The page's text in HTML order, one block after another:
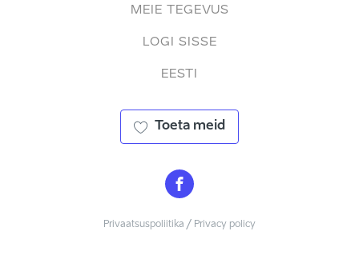
MEIE TEGEVUS
LOGI SISSE
EESTI
Toeta meid
Privaatsuspoliitika / Privacy policy